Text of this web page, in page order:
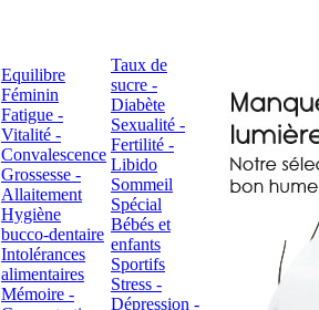
Equilibre
Féminin
Fatigue -
Vitalité -
Convalescence
Grossesse -
Allaitement
Hygiène
bucco-dentaire
Intolérances
alimentaires
Mémoire -
Taux de
sucre -
Diabète
Sexualité -
Fertilité -
Libido
Sommeil
Spécial
Bébés et
enfants
Sportifs
Stress -
Dépression -